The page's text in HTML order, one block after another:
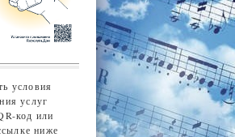
условия
услуг
код или
ниже